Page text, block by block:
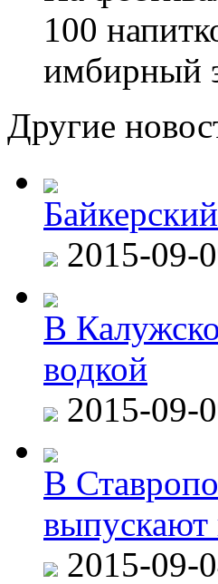
100
имбирный
Другие
2015-09-
В
водкой
2015-09-
В
выпускают
2015-09-